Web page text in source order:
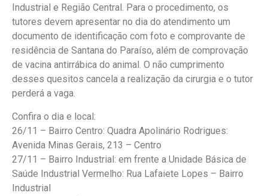
Industrial e Região Central. Para o procedimento, os
tutores devem apresentar no dia do atendimento um
documento de identificação com foto e comprovante de
residência de Santana do Paraíso, além de comprovação
de vacina antirrábica do animal. O não cumprimento
desses quesitos cancela a realização da cirurgia e o tutor
perderá a vaga.
Confira o dia e local:
26/11 – Bairro Centro: Quadra Apolinário Rodrigues:
Avenida Minas Gerais, 213 – Centro
27/11 – Bairro Industrial: em frente a Unidade Básica de
Saúde Industrial Vermelho: Rua Lafaiete Lopes – Bairro
Industrial